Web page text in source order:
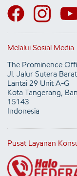
Melalui Sosial Media
The Prominence
Jl. Jalur Sutera Barat
Lantai 29 Unit A-G
Kota Tangerang,
15143
Indonesia
Pusat Layanan